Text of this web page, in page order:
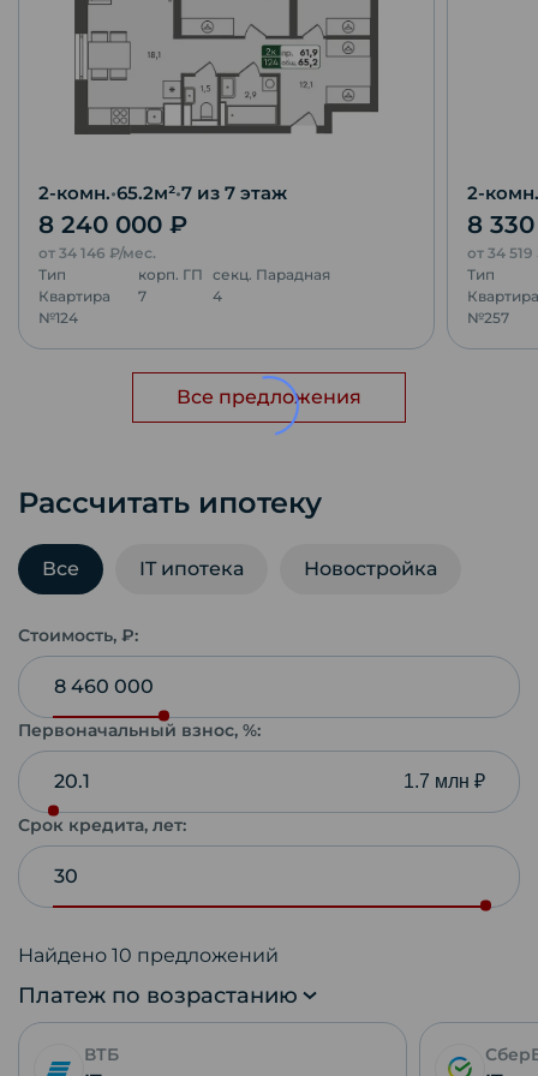
2-комн.•65.2м²•7 из 7 этаж
8 240 000 ₽
от 34 146 ₽/мес.
Тип
Квартира
корп. ГП
7
секц. Парадная
4
№124
2-комн.
8
от 34 519
Тип
Квартира
№257
Все предложения
Рассчитать ипотеку
Все IT ипотека Новостройка
Стоимость, ₽:
Первоначальный взнос, %:
1.7 млн ₽
Срок кредита, лет:
Найдено 10 предложений
Платеж по возрастанию
ВТБ